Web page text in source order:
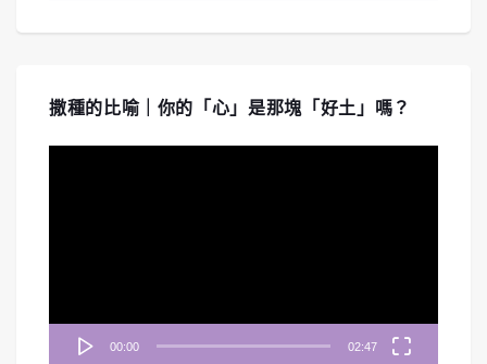
撒種的比喻｜你的「心」是那塊「好土」嗎？
00:00 02:47